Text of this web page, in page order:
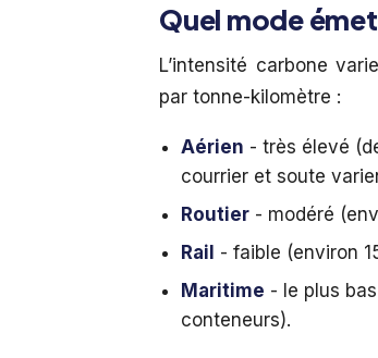
Quel mode
L’intensité carbone
par tonne-kilomètre :
Aérien - très élevé
courrier et soute
Routier - modéré
Rail - faible (environ
Maritime - le plus
conteneurs).